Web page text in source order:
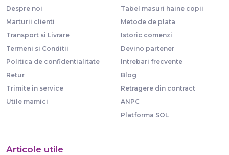
Despre noi
Marturii clienti
Transport si Livrare
Termeni si Conditii
Politica de confidentialitate
Retur
Trimite in service
Utile mamici
Tabel masuri haine copii
Metode de plata
Istoric comenzi
Devino partener
Intrebari frecvente
Blog
Retragere din contract
ANPC
Platforma SOL
Articole utile